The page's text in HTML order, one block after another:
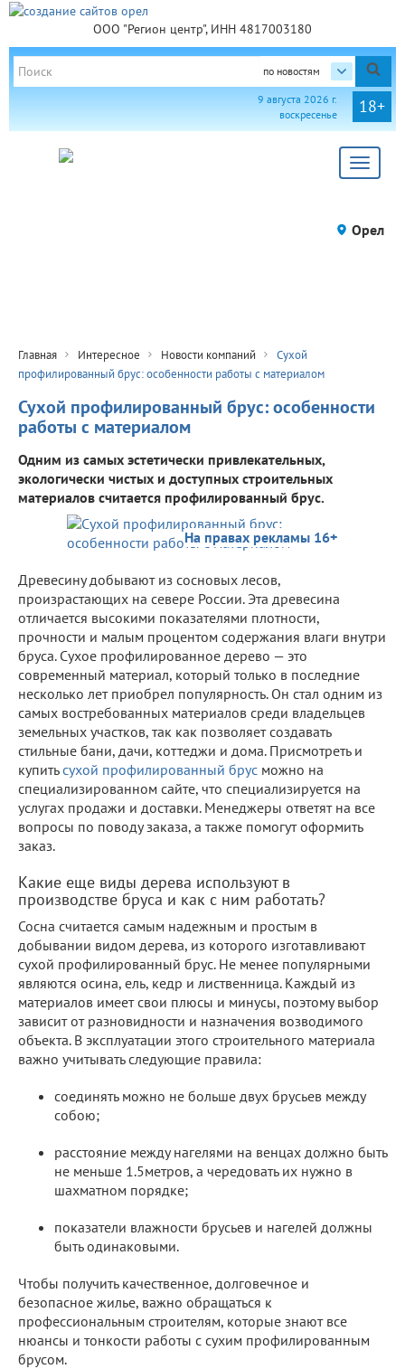
ООО "Регион центр", ИНН 4817003180
по новостям
18+
9 августа 2026 г.
воскресенье
Toggle
Орел
Главная Интересное Новости компаний
Сухой
профилированный брус: особенности работы с материалом
Сухой профилированный брус: особенности
работы с материалом
Одним из самых эстетически привлекательных,
экологически чистых и доступных строительных
материалов считается профилированный брус.
На правах рекламы 16+
Древесину добывают из сосновых лесов,
произрастающих на севере России. Эта древесина
отличается высокими показателями плотности,
прочности и малым процентом содержания влаги внутри
бруса. Сухое профилированное дерево — это
современный материал, который только в последние
несколько лет приобрел популярность. Он стал одним из
самых востребованных материалов среди владельцев
земельных участков, так как позволяет создавать
стильные бани, дачи, коттеджи и дома. Присмотреть и
купитьсухой профилированный брус можно на
специализированном сайте, что специализируется на
услугах продажи и доставки. Менеджеры ответят на все
вопросы по поводу заказа, а также помогут оформить
заказ.
Какие еще виды дерева используют в
производстве бруса и как с ним работать?
Сосна считается самым надежным и простым в
добывании видом дерева, из которого изготавливают
сухой профилированный брус. Не менее популярными
являются осина, ель, кедр и лиственница. Каждый из
материалов имеет свои плюсы и минусы, поэтому выбор
зависит от разновидности и назначения возводимого
объекта. В эксплуатации этого строительного материала
важно учитывать следующие правила:
соединять можно не больше двух брусьев между
собою;
расстояние между нагелями на венцах должно быть
не меньше 1.5метров, а чередовать их нужно в
шахматном порядке;
показатели влажности брусьев и нагелей должны
быть одинаковыми.
Чтобы получить качественное, долговечное и
безопасное жилье, важно обращаться к
профессиональным строителям, которые знают все
нюансы и тонкости работы с сухим профилированным
брусом.